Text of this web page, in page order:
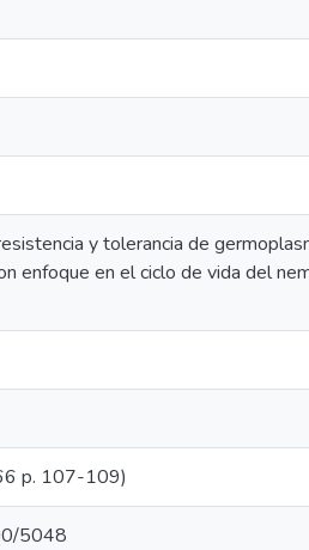
y tolerancia de
enfoque en el ciclo de vida del
p. 107-109)
5048